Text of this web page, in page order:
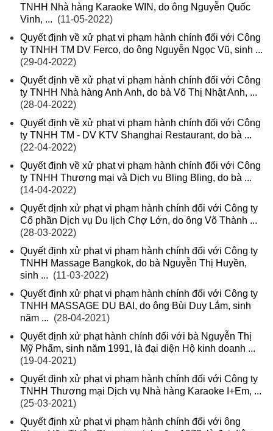
TNHH Nhà hàng Karaoke WIN, do ông Nguyễn Quốc
Vinh, ... (11-05-2022)
Quyết định về xử phạt vi phạm hành chính đối với Công
ty TNHH TM DV Ferco, do ông Nguyễn Ngọc Vũ, sinh ...
(29-04-2022)
Quyết định về xử phạt vi phạm hành chính đối với Công
ty TNHH Nhà hàng Anh Anh, do bà Võ Thị Nhật Anh, ...
(28-04-2022)
Quyết định về xử phạt vi phạm hành chính đối với Công
ty TNHH TM - DV KTV Shanghai Restaurant, do bà ...
(22-04-2022)
Quyết định về xử phạt vi phạm hành chính đối với Công
ty TNHH Thương mại và Dịch vụ Bling Bling, do bà ...
(14-04-2022)
Quyết định xử phạt vi phạm hành chính đối với Công ty
Cổ phần Dịch vụ Du lịch Chợ Lớn, do ông Võ Thành ...
(28-03-2022)
Quyết định xử phạt vi phạm hành chính đối với Công ty
TNHH Massage Bangkok, do bà Nguyễn Thị Huyền,
sinh ... (11-03-2022)
Quyết định xử phạt vi phạm hành chính đối với Công ty
TNHH MASSAGE DU BAI, do ông Bùi Duy Lắm, sinh
năm ... (28-04-2021)
Quyết định xử phạt hành chính đối với bà Nguyễn Thị
Mỹ Phẩm, sinh năm 1991, là đại diện Hộ kinh doanh ...
(19-04-2021)
Quyết định xử phạt vi phạm hành chính đối với Công ty
TNHH Thương mại Dịch vụ Nhà hàng Karaoke I+Em, ...
(25-03-2021)
Quyết định xử phạt vi phạm hành chính đối với ông